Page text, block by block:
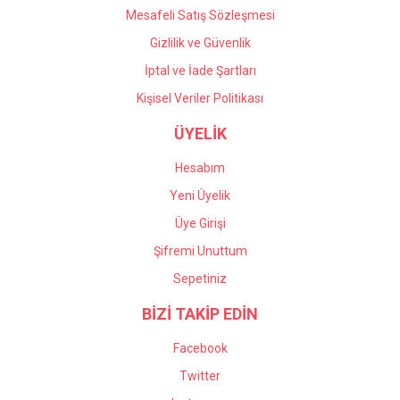
Mesafeli Satış Sözleşmesi
Gizlilik ve Güvenlik
İptal ve İade Şartları
Kişisel Veriler Politikası
ÜYELİK
Hesabım
Yeni Üyelik
Üye Girişi
Şifremi Unuttum
Sepetiniz
BİZİ TAKİP EDİN
Facebook
Twitter